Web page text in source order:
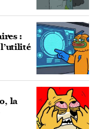
:
la